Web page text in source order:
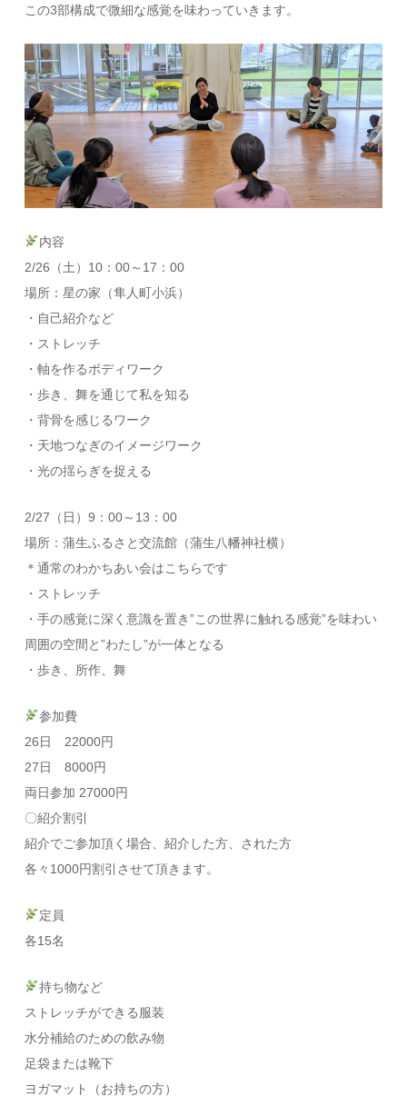
この3部構成で微細な感覚を味わっていきます。
内容
2/26（土）10：00～17：00
場所：星の家（隼人町小浜）
・自己紹介など
・ストレッチ
・軸を作るボディワーク
・歩き、舞を通じて私を知る
・背骨を感じるワーク
・天地つなぎのイメージワーク
・光の揺らぎを捉える
2/27（日）9：00～13：00
場所：蒲生ふるさと交流館（蒲生八幡神社横）
＊通常のわかちあい会はこちらです
・ストレッチ
・手の感覚に深く意識を置き”この世界に触れる感覚”を味わい
周囲の空間と”わたし”が一体となる
・歩き、所作、舞
参加費
26日 22000円
27日 8000円
両日参加 27000円
〇紹介割引
紹介でご参加頂く場合、紹介した方、された方
各々1000円割引させて頂きます。
定員
各15名
持ち物など
ストレッチができる服装
水分補給のための飲み物
足袋または靴下
ヨガマット（お持ちの方）